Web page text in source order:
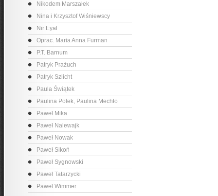
Nikodem Marszałek
Nina i Krzysztof Wiśniewscy
Nir Eyal
Oprac. Maria Anna Furman
P.T. Barnum
Patryk Prażuch
Patryk Szlicht
Paula Świątek
Paulina Polek, Paulina Mechło
Paweł Mika
Paweł Nalewajk
Paweł Nowak
Paweł Sikoń
Paweł Sygnowski
Paweł Tatarzycki
Paweł Wimmer